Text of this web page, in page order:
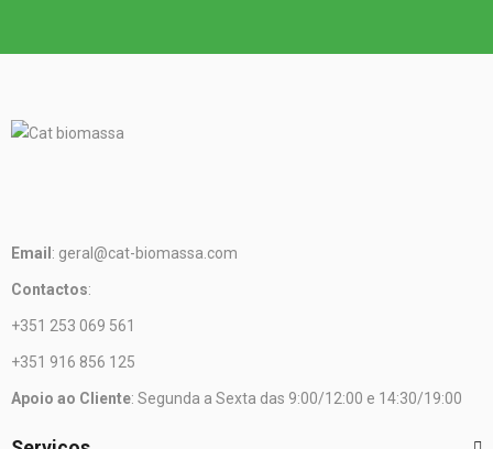
Email: geral@cat-biomassa.com
Contactos:
+351 253 069 561
+351 916 856 125
Apoio ao Cliente: Segunda a Sexta das 9:00/12:00 e 14:30/19:00